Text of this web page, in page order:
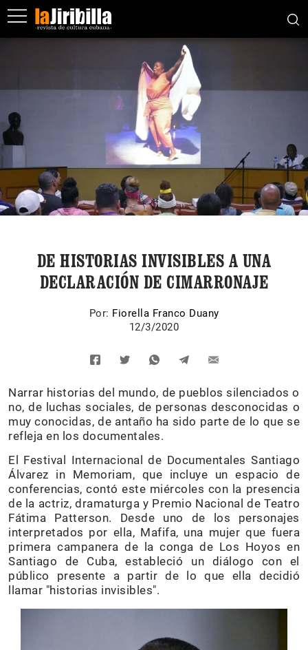
DE HISTORIAS INVISIBLES A UNA
DECLARACIÓN DE CIMARRONAJE
Por: Fiorella Franco Duany
12/3/2020
Narrar historias del mundo, de pueblos silenciados o
no, de luchas sociales, de personas desconocidas o
muy conocidas, de antaño ha sido parte de lo que se
refleja en los documentales.
El Festival Internacional de Documentales Santiago
Álvarez in Memoriam, que incluye un espacio de
conferencias, contó este miércoles con la presencia
de la actriz, dramaturga y Premio Nacional de Teatro
Fátima Patterson. Desde uno de los personajes
interpretados por ella, Mafifa, una mujer que fuera
primera campanera de la conga de Los Hoyos en
Santiago de Cuba, estableció un diálogo con el
público presente a partir de lo que ella decidió
llamar "historias invisibles".